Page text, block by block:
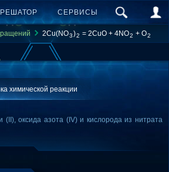
РЕШАТОР СЕРВИСЫ
2Cu(NO3)2 = 2CuO + 4NO2 + O2
химической реакции
(II), оксида азота (IV) и кислорода из нитрата